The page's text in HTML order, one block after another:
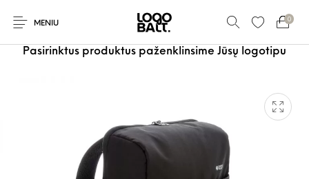
MENIU
0
Pasirinktus produktus paženklinsime Jūsų logotipu